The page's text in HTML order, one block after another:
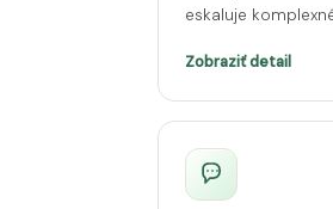
eskaluje
Zobraziť detail